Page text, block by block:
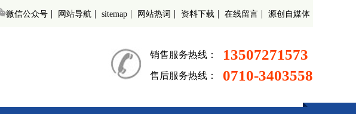
微信公众号 | 网站导航 | sitemap | 网站热词 | 资料下载 | 在线留言 | 源创自媒体
销售服务热线： 13507271573
售后服务热线： 0710-3403558